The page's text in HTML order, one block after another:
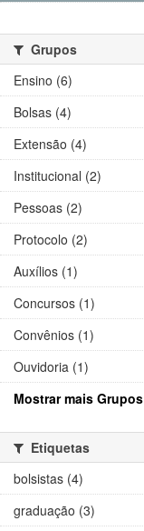
Grupos
Ensino (6)
Bolsas (4)
Extensão (4)
Institucional (2)
Pessoas (2)
Protocolo (2)
Auxílios (1)
Concursos (1)
Convênios (1)
Ouvidoria (1)
Mostrar mais Grupos
Etiquetas
bolsistas (4)
graduação (3)